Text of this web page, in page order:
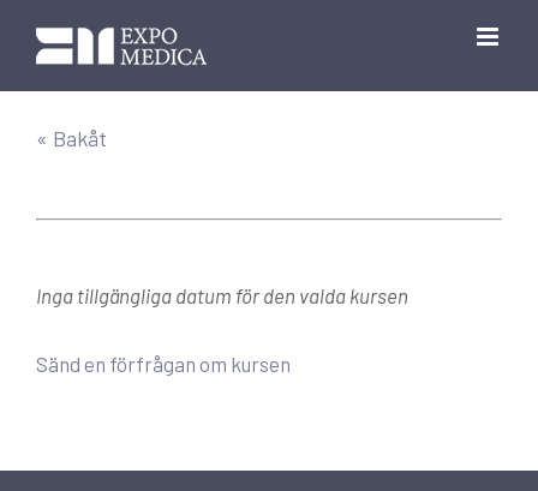
innehållet
« Bakåt
Inga tillgängliga datum för den valda kursen
Sänd en förfrågan om kursen